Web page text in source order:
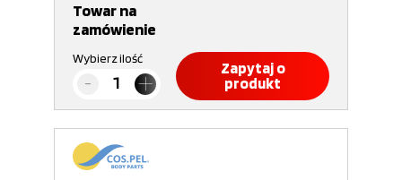
Towar na
zamówienie
Wybierz ilość
Zapytaj o
produkt